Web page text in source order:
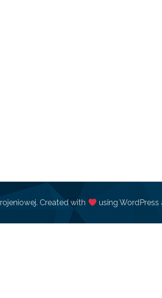
Created with using WordPress